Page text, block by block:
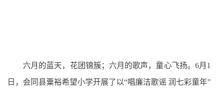
六月的蓝天，花团锦簇；六月的歌声，童心飞扬。6月1
日，会同县粟裕希望小学开展了以“唱廉洁歌谣 润七彩童年”